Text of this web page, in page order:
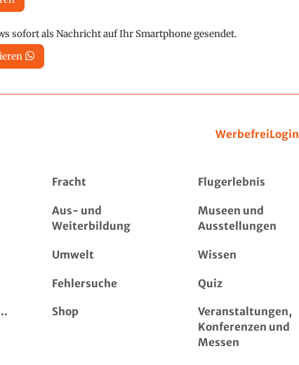
sofort als Nachricht auf Ihr Smartphone gesendet.
WerbefreiLogin
Fracht Flugerlebnis
Aus- und
Weiterbildung
Museen und
Ausstellungen
Umwelt Wissen
Fehlersuche Quiz
Shop
Veranstaltungen,
Konferenzen und
Messen